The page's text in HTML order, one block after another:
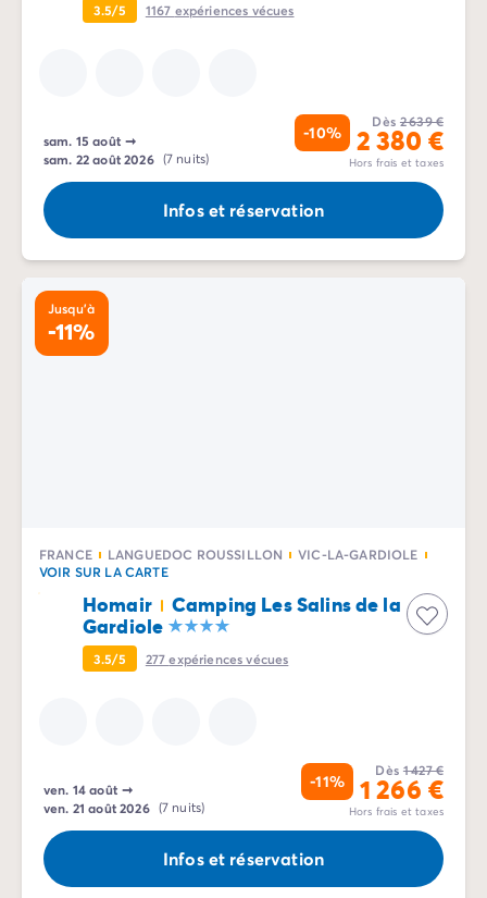
3.5/5 1167 expériences vécues
sam. 15 août ➞
sam. 22 août 2026 (7 nuits)
-10%
Dès 2 639 €
2 380 €
Hors frais et taxes
Infos et réservation
Jusqu'à
-11%
FRANCE LANGUEDOC ROUSSILLON
VIC-LA-GARDIOLE
VOIR SUR LA CARTE
Homair
Camping Les Salins de la
Gardiole
3.5/5 277expériences vécues
ven. 14 août ➞
ven. 21 août 2026 (7 nuits)
-11%
Dès 1 427 €
1 266 €
Hors frais et taxes
Infos et réservation